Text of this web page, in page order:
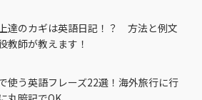
達のカギは英語日記！？ 方法と例文
教師が教えます！
使う英語フレーズ22選！海外旅行に行